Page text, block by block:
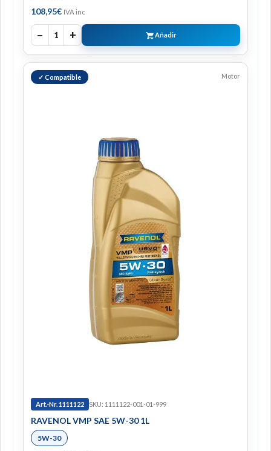
108,95€ IVA inc
− 1 + Añadir
✓ Compatible Motor
Art.-Nr. 1111122 SKU: 1111122-001-01-999
RAVENOL VMP SAE 5W-30 1L
5W-30